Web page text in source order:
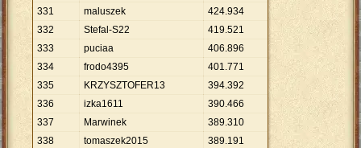
331
maluszek 424.934
332
Stefal-S22 419.521
333
puciaa 406.896
334
frodo4395 401.771
335
KRZYSZTOFER13 394.392
336
izka1611 390.466
337
Marwinek 389.310
338
tomaszek2015 389.191